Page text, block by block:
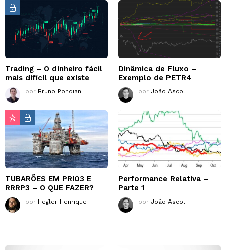
Trading – O dinheiro fácil
mais difícil que existe
por Bruno Pondian
Dinâmica de Fluxo –
Exemplo de PETR4
por João Ascoli
TUBARÕES EM PRIO3 E
RRRP3 – O QUE FAZER?
por Hegler Henrique
Performance Relativa –
Parte 1
por João Ascoli